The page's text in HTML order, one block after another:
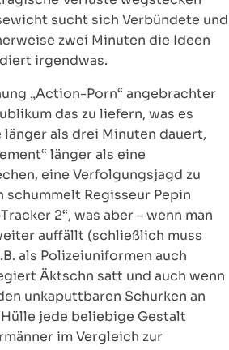
sucht sich Verbündete und
zwei Minuten die Ideen
irgendwas.
„Action-Porn“ angebrachter
das zu liefern, was es
als drei Minuten dauert,
länger als eine
eine Verfolgungsjagd zu
Regisseur Pepin
2“, was aber – wenn man
auffällt (schließlich muss
als Polizeiuniformen auch
Äktschn satt und auch wenn
unkaputtbaren Schurken an
jede beliebige Gestalt
im Vergleich zur